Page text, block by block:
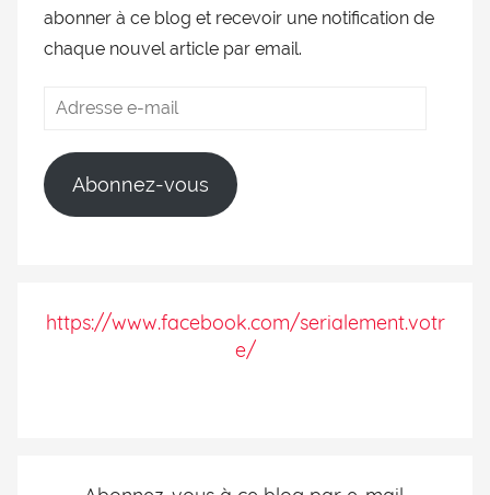
abonner à ce blog et recevoir une notification de
chaque nouvel article par email.
Abonnez-vous
https://www.facebook.com/serialement.votr
e/